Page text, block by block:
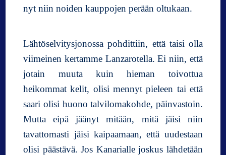
nyt niin noiden kauppojen perään oltukaan.
Lähtöselvitysjonossa pohdittiin, että taisi olla
viimeinen kertamme Lanzarotella. Ei niin, että
jotain muuta kuin hieman toivottua
heikommat kelit, olisi mennyt pieleen tai että
saari olisi huono talvilomakohde, päinvastoin.
Mutta eipä jäänyt mitään, mitä jäisi niin
tavattomasti jäisi kaipaamaan, että uudestaan
olisi päästävä. Jos Kanarialle joskus lähdetään